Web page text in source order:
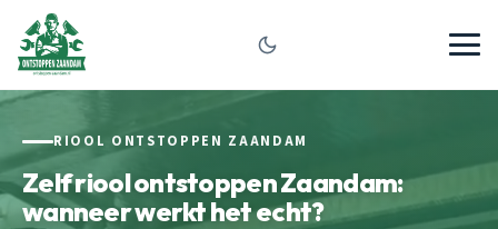
RIOOL ONTSTOPPEN ZAANDAM
Zelf riool ontstoppen Zaandam:
wanneer werkt het echt?